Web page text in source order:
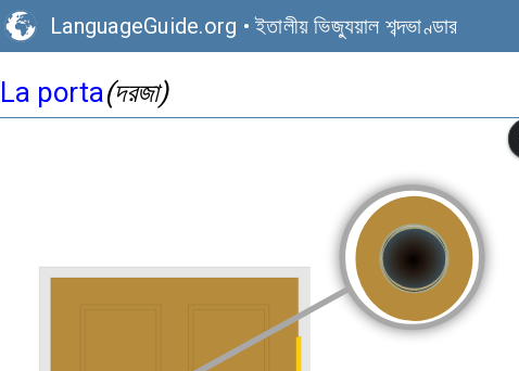
LanguageGuide.org •ইতালীয় ভিজ্যুয়াল শব্দভাণ্ডার
La porta(দরজা)